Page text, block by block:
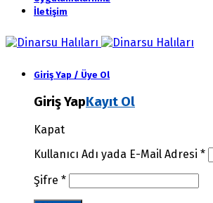
İletişim
Giriş Yap / Üye Ol
Giriş YapKayıt Ol
Kapat
Kullanıcı Adı yada E-Mail Adresi *
Şifre *